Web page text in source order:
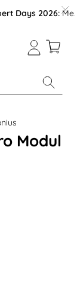
Days 2026:
Modul